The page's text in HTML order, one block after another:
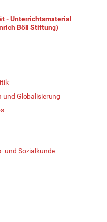
- Unterrichtsmaterial
Böll Stiftung)
und Globalisierung
und Sozialkunde